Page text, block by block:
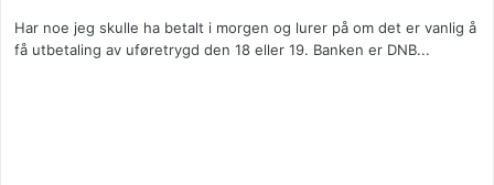
Har noe jeg skulle ha betalt i morgen og lurer på om det er vanlig å
få utbetaling av uføretrygd den 18 eller 19. Banken er DNB...